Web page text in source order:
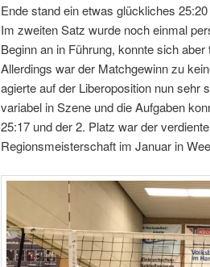
Ende stand ein etwas glückliches
Im zweiten Satz wurde noch einmal
Beginn an in Führung, konnte sich
Allerdings war der Matchgewinn zu
agierte auf der Liberoposition nun sehr
variabel in Szene und die Aufgaben
25:17 und der 2. Platz war der
Regionsmeisterschaft im Januar in